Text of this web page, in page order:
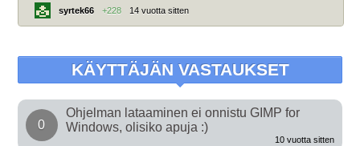
syrtek66 +228 14 vuotta sitten
KÄYTTÄJÄN VASTAUKSET
0
Ohjelman lataaminen ei onnistu GIMP for
Windows, olisiko apuja :)
10 vuotta sitten